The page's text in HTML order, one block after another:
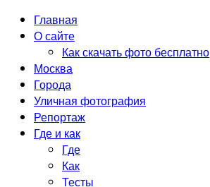
Главная
О сайте
Как скачать фото бесплатно
Москва
Города
Уличная фотография
Репортаж
Где и как
Где
Как
Тесты